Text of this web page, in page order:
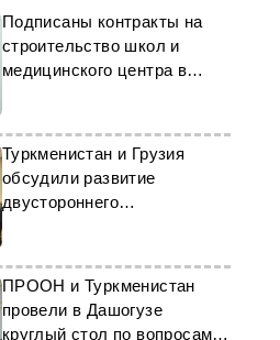
Подписаны контракты на
строительство школ и
медицинского центра в
Туркменистан и Грузия
обсудили развитие
двустороннего
сотрудничества
ПРООН и Туркменистан
провели в Дашогузе
круглый стол по вопросам